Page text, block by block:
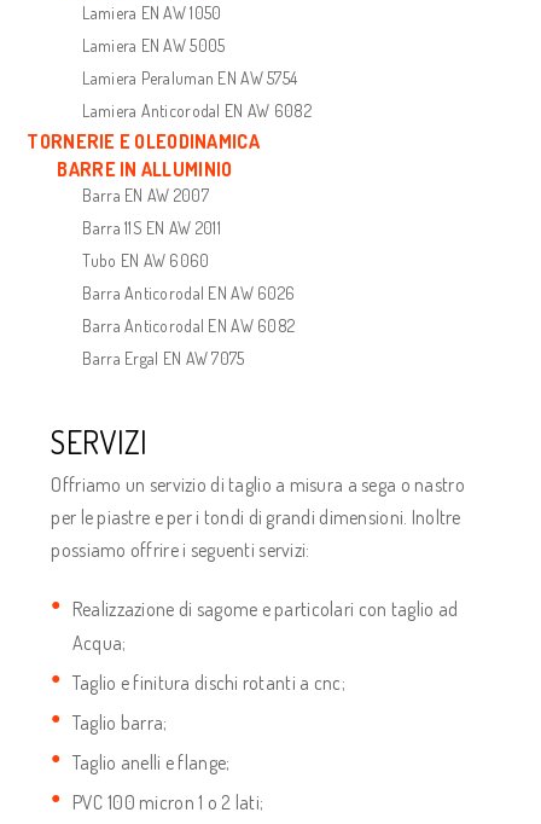
Lamiera EN AW 1050
Lamiera EN AW 5005
Lamiera Peraluman EN AW 5754
Lamiera Anticorodal EN AW 6082
TORNERIE E OLEODINAMICA
BARRE IN ALLUMINIO
Barra EN AW 2007
Barra 11S EN AW 2011
Tubo EN AW 6060
Barra Anticorodal EN AW 6026
Barra Anticorodal EN AW 6082
Barra Ergal EN AW 7075
SERVIZI
Offriamo un servizio di taglio a misura a sega o nastro
per le piastre e per i tondi di grandi dimensioni. Inoltre
possiamo offrire i seguenti servizi:
Realizzazione di sagome e particolari con taglio ad
Acqua;
Taglio e finitura dischi rotanti a cnc;
Taglio barra;
Taglio anelli e flange;
PVC 100 micron 1 o 2 lati;